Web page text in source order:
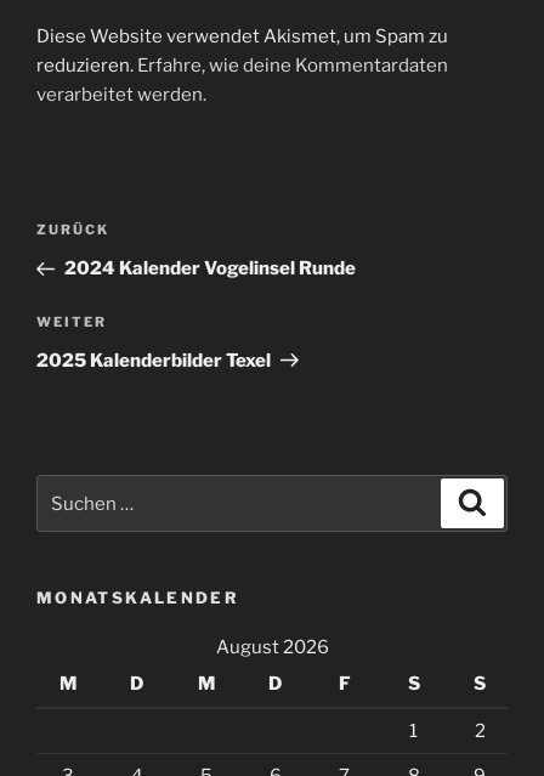
Diese Website verwendet Akismet, um Spam zu
reduzieren. Erfahre, wie deine Kommentardaten
verarbeitet werden.
Beitragsnavigation
Vorheriger
Beitrag
ZURÜCK
2024 Kalender Vogelinsel Runde
Nächster
Beitrag
WEITER
2025 Kalenderbilder Texel
nach:
MONATSKALENDER
August 2026
M
D M D F S S
1 2